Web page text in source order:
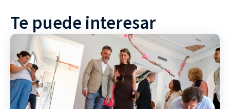
Te puede interesar